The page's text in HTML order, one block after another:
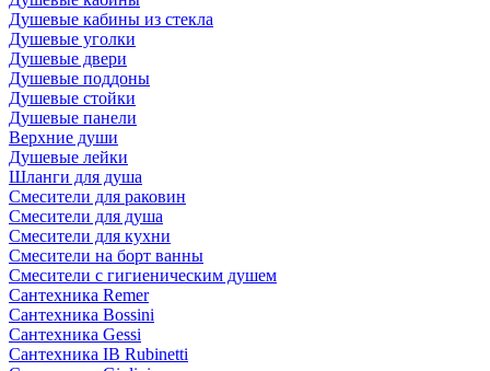
Душевые кабины из стекла
Душевые уголки
Душевые двери
Душевые поддоны
Душевые стойки
Душевые панели
Верхние души
Душевые лейки
Шланги для душа
Смесители для раковин
Смесители для душа
Смесители для кухни
Смесители на борт ванны
Смесители с гигиеническим душем
Сантехника Remer
Сантехника Bossini
Сантехника Gessi
Сантехника IB Rubinetti